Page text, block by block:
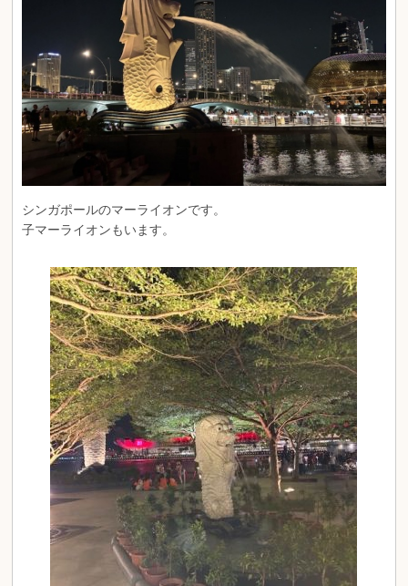
シンガポールのマーライオンです。
子マーライオンもいます。